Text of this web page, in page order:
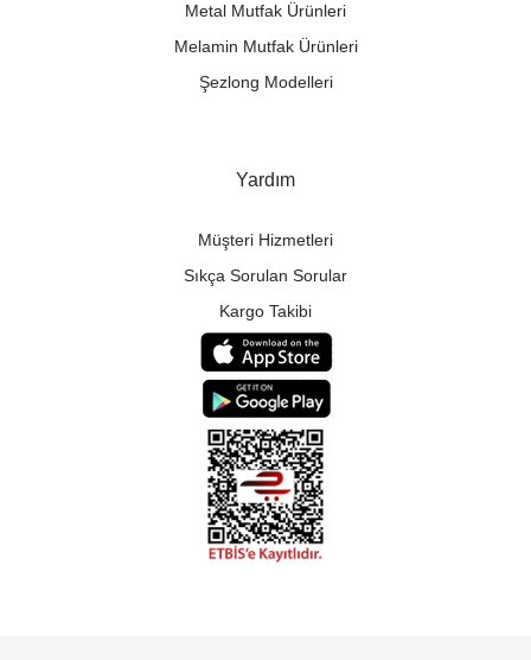
Metal Mutfak Ürünleri
Melamin Mutfak Ürünleri
Şezlong Modelleri
Yardım
Müşteri Hizmetleri
Sıkça Sorulan Sorular
Kargo Takibi